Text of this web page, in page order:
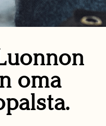
oma